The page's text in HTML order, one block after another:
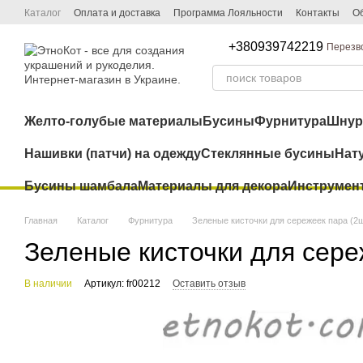
Перейти к основному контенту
Каталог Оплата и доставка Программа Лояльности Контакты
+380939742219
Желто-голубые материалы БусиныФурнитура
Нашивки (патчи) на одеждуСтеклянные бусины
Бусины шамбалаМатериалы для декора
Главная Каталог Фурнитура Зеленые кисточки для сережеек пара
Зеленые кисточки для
В наличии Артикул: fr00212 Оставить отзыв